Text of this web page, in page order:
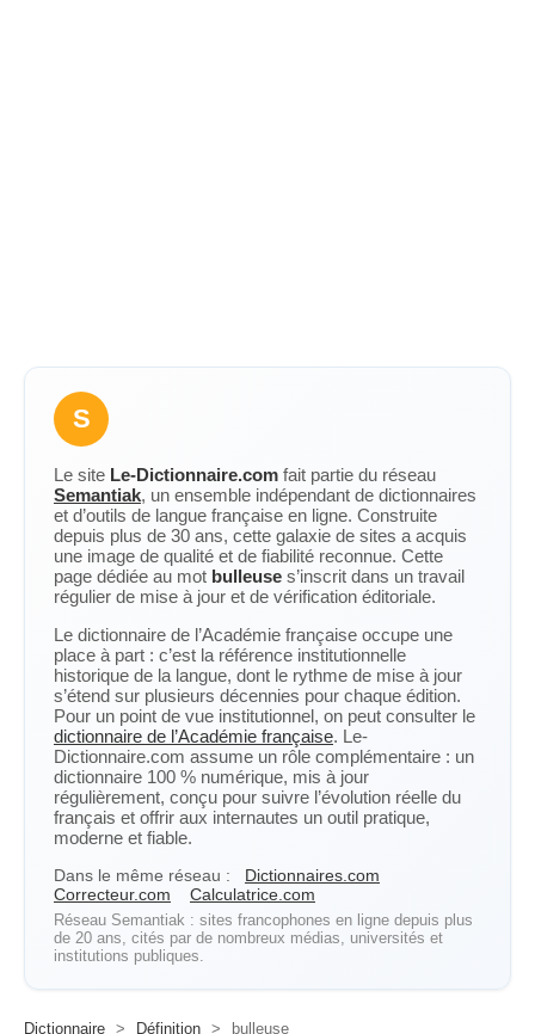
S
Le site Le-Dictionnaire.com fait partie du réseau
Semantiak, un ensemble indépendant de dictionnaires
et d’outils de langue française en ligne. Construite
depuis plus de 30 ans, cette galaxie de sites a acquis
une image de qualité et de fiabilité reconnue. Cette
page dédiée au mot bulleuse s’inscrit dans un travail
régulier de mise à jour et de vérification éditoriale.
Le dictionnaire de l’Académie française occupe une
place à part : c’est la référence institutionnelle
historique de la langue, dont le rythme de mise à jour
s’étend sur plusieurs décennies pour chaque édition.
Pour un point de vue institutionnel, on peut consulter le
dictionnaire de l’Académie française. Le-
Dictionnaire.com assume un rôle complémentaire : un
dictionnaire 100 % numérique, mis à jour
régulièrement, conçu pour suivre l’évolution réelle du
français et offrir aux internautes un outil pratique,
moderne et fiable.
Dans le même réseau :
Dictionnaires.com
Correcteur.com
Calculatrice.com
Réseau Semantiak : sites francophones en ligne depuis plus
de 20 ans, cités par de nombreux médias, universités et
institutions publiques.
Dictionnaire > Définition > bulleuse